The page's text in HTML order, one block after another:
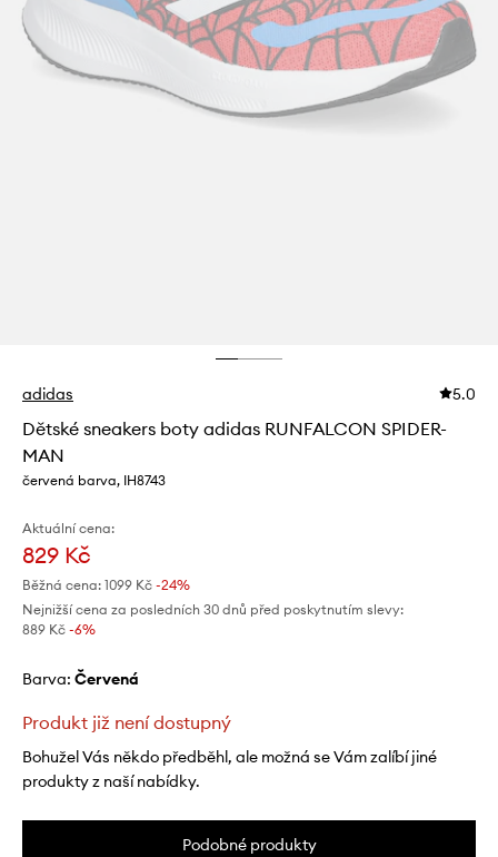
adidas 5.0
Dětské sneakers boty adidas RUNFALCON SPIDER-
MAN
červená barva, IH8743
Aktuální cena:
829 Kč
Běžná cena: 1099 Kč -24%
Nejnižší cena za posledních 30 dnů před poskytnutím slevy:
889 Kč -6%
Barva: červená
Produkt již není dostupný
Bohužel Vás někdo předběhl, ale možná se Vám zalíbí jiné
produkty z naší nabídky.
Podobné produkty